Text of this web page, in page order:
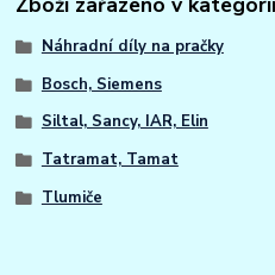
Náhradní díly na pračky
Bosch, Siemens
Siltal, Sancy, IAR, Elin
Tatramat, Tamat
Tlumiče